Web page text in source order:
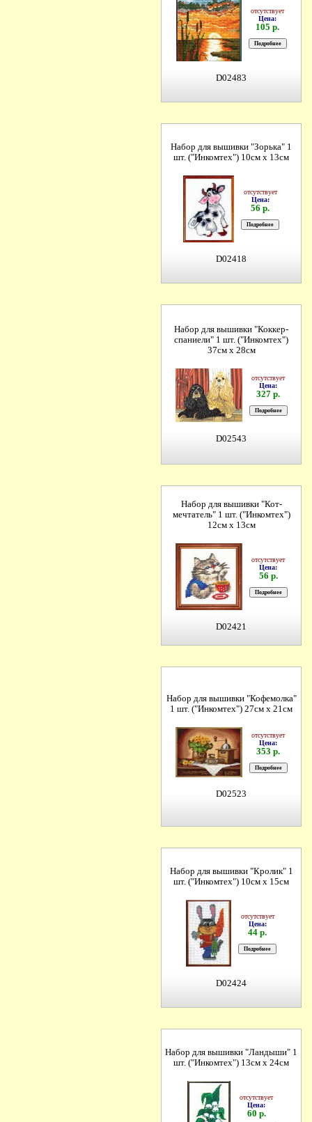
отсутствует
Цена:
105 р.
D02483
Набор для вышивки "Зорька" 1
шт. ("Инкомтех") 10см х 13см
отсутствует
Цена:
56 р.
D02418
Набор для вышивки "Коккер-
спаниели" 1 шт. ("Инкомтех")
37см х 28см
отсутствует
Цена:
327 р.
D02543
Набор для вышивки "Кот-
мечтатель" 1 шт. ("Инкомтех")
12см х 13см
отсутствует
Цена:
56 р.
D02421
Набор для вышивки "Кофемолка"
1 шт. ("Инкомтех") 27см х 21см
отсутствует
Цена:
353 р.
D02523
Набор для вышивки "Кролик" 1
шт. ("Инкомтех") 10см х 15см
отсутствует
Цена:
44 р.
D02424
Набор для вышивки "Ландыши" 1
шт. ("Инкомтех") 13см х 24см
отсутствует
Цена:
60 р.